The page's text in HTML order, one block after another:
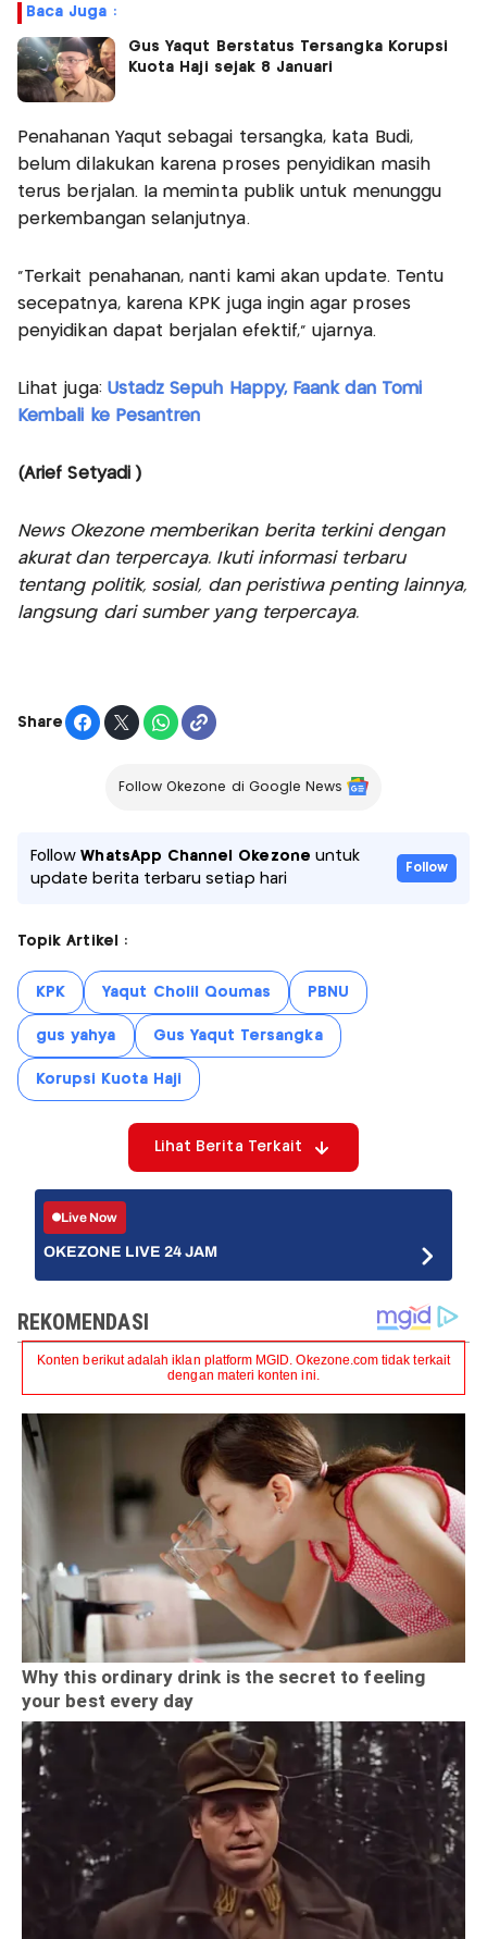
Baca Juga :
Gus Yaqut Berstatus Tersangka Korupsi
Kuota Haji sejak 8 Januari
Penahanan Yaqut sebagai tersangka, kata Budi,
belum dilakukan karena proses penyidikan masih
terus berjalan. Ia meminta publik untuk menunggu
perkembangan selanjutnya.
“Terkait penahanan, nanti kami akan update. Tentu
secepatnya, karena KPK juga ingin agar proses
penyidikan dapat berjalan efektif,” ujarnya.
Lihat juga: Ustadz Sepuh Happy, Faank dan Tomi
Kembali ke Pesantren
(Arief Setyadi )
News Okezone memberikan berita terkini dengan
akurat dan terpercaya. Ikuti informasi terbaru
tentang politik, sosial, dan peristiwa penting lainnya,
langsung dari sumber yang terpercaya.
Share
Follow Okezone di Google News
FollowWhatsApp Channel Okezone untuk
update berita terbaru setiap hari
Follow
Topik Artikel :
KPK Yaqut Cholil Qoumas PBNU
gus yahya Gus Yaqut Tersangka
Korupsi Kuota Haji
Lihat Berita Terkait
Live Now
OKEZONE LIVE 24 JAM